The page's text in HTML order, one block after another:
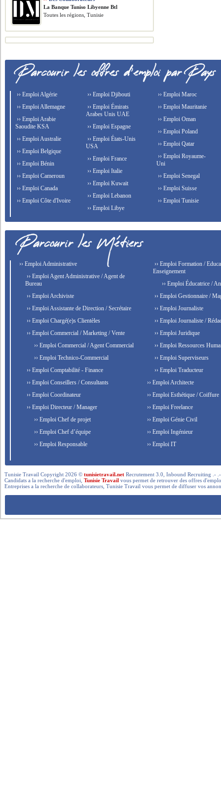
La Banque Tuniso Libyenne Btl
Toutes les régions, Tunisie
›› Emploi Algérie
›› Emploi Allemagne
›› Emploi Arabie
Saoudite KSA
›› Emploi Australie
›› Emploi Belgique
›› Emploi Bénin
›› Emploi Cameroun
›› Emploi Canada
›› Emploi Côte d'Ivoire
›› Emploi Djibouti
›› Emploi Émirats
Arabes Unis UAE
›› Emploi Espagne
›› Emploi États-Unis
USA
›› Emploi France
›› Emploi Italie
›› Emploi Kuwait
›› Emploi Lebanon
›› Emploi Libye
›› Emploi Maroc
›› Emploi Mauritanie
›› Emploi Oman
›› Emploi Poland
›› Emploi Qatar
›› Emploi Royaume-
Uni
›› Emploi Senegal
›› Emploi Suisse
›› Emploi Tunisie
›› Emploi Administrative
›› Emploi Agent Administrative / Agent de
Bureau
›› Emploi Archiviste
›› Emploi Assistante de Direction / Secrétaire
›› Emploi Chargé(e)s Clientèles
›› Emploi Commercial / Marketing / Vente
›› Emploi Commercial / Agent Commercial
›› Emploi Technico-Commercial
›› Emploi Comptabilité - Finance
›› Emploi Conseillers / Consultants
›› Emploi Coordinateur
›› Emploi Directeur / Manager
›› Emploi Chef de projet
›› Emploi Chef d’équipe
›› Emploi Responsable
›› Emploi Formation /
Enseignement
›› Emploi Éducatrice /
›› Emploi Gestionnaire /
›› Emploi Journaliste
›› Emploi Journaliste /
›› Emploi Juridique
›› Emploi Ressources
›› Emploi Superviseurs
›› Emploi Traducteur
›› Emploi Architecte
›› Emploi Esthétique / Coiffure
›› Emploi Freelance
›› Emploi Génie Civil
›› Emploi Ingénieur
›› Emploi IT
Tunisie Travail Copyright 2026 ©tunisietravail.net Recrutement 3.0, Inbound Recruiting .-
Candidats a la recherche d'emploi,Tunisie Travail vous permet de retrouver des offres
Entreprises a la recherche de collaborateurs, Tunisie Travail vous permet de diffuser vos